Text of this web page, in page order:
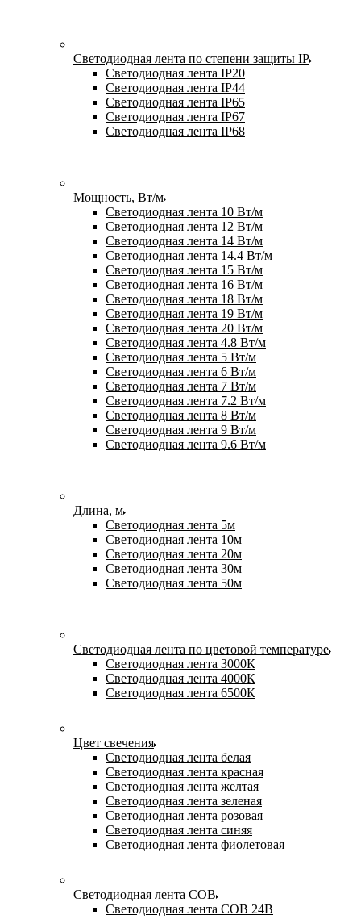
Светодиодная лента по степени защиты IP
Светодиодная лента IP20
Светодиодная лента IP44
Светодиодная лента IP65
Светодиодная лента IP67
Светодиодная лента IP68
Мощность, Вт/м
Светодиодная лента 10 Вт/м
Светодиодная лента 12 Вт/м
Светодиодная лента 14 Вт/м
Светодиодная лента 14.4 Вт/м
Светодиодная лента 15 Вт/м
Светодиодная лента 16 Вт/м
Светодиодная лента 18 Вт/м
Светодиодная лента 19 Вт/м
Светодиодная лента 20 Вт/м
Светодиодная лента 4.8 Вт/м
Светодиодная лента 5 Вт/м
Светодиодная лента 6 Вт/м
Светодиодная лента 7 Вт/м
Светодиодная лента 7.2 Вт/м
Светодиодная лента 8 Вт/м
Светодиодная лента 9 Вт/м
Светодиодная лента 9.6 Вт/м
Длина, м
Светодиодная лента 5м
Светодиодная лента 10м
Светодиодная лента 20м
Светодиодная лента 30м
Светодиодная лента 50м
Светодиодная лента по цветовой температуре
Светодиодная лента 3000К
Светодиодная лента 4000К
Светодиодная лента 6500К
Цвет свечения
Светодиодная лента белая
Светодиодная лента красная
Светодиодная лента желтая
Светодиодная лента зеленая
Светодиодная лента розовая
Светодиодная лента синяя
Светодиодная лента фиолетовая
Светодиодная лента COB
Светодиодная лента COB 24В